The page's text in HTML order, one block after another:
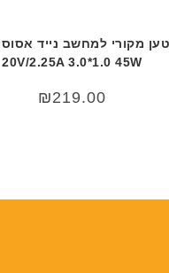
20V/2.25A 3.0*1.0 45W
₪219.00